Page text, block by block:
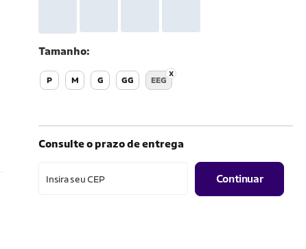
Tamanho
P M G GG EEG
Consulte o prazo de entrega
Insira seu CEP Continuar